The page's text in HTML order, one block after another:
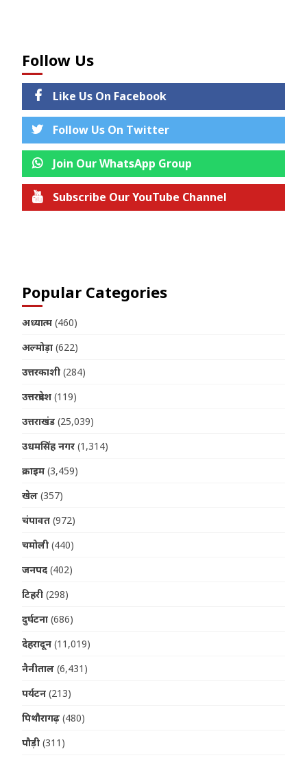
Follow Us
Like Us On Facebook
Follow Us On Twitter
Join Our WhatsApp Group
Subscribe Our YouTube Channel
Popular Categories
अध्यात्म (460)
अल्मोड़ा (622)
उत्तरकाशी (284)
उत्तरप्रदेश (119)
उत्तराखंड (25,039)
उधमसिंह नगर (1,314)
क्राइम (3,459)
खेल (357)
चंपावत (972)
चमोली (440)
जनपद (402)
टिहरी (298)
दुर्घटना (686)
देहरादून (11,019)
नैनीताल (6,431)
पर्यटन (213)
पिथौरागढ़ (480)
पौड़ी (311)